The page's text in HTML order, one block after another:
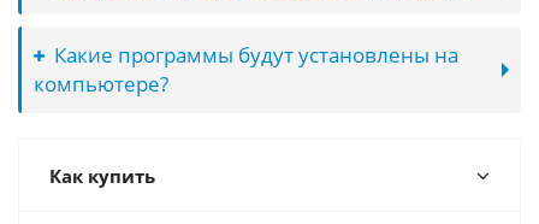
Какие программы будут установлены на
компьютере?
Как купить